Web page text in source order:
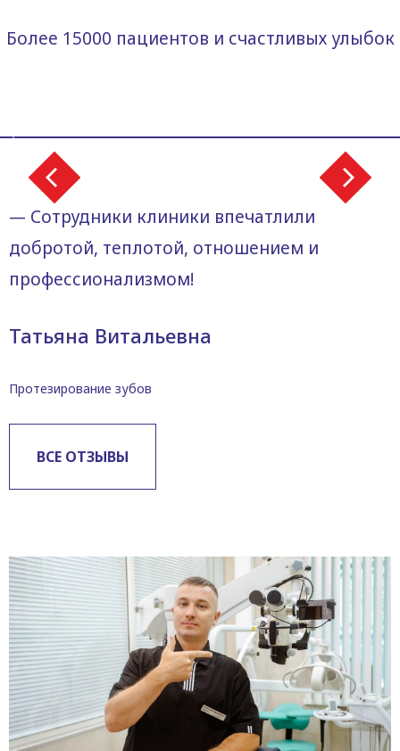
Более 15000 пациентов и счастливых улыбок
— Сотрудники клиники впечатлили
добротой, теплотой, отношением и
профессионализмом!
Татьяна Витальевна
Протезирование зубов
ВСЕ ОТЗЫВЫ